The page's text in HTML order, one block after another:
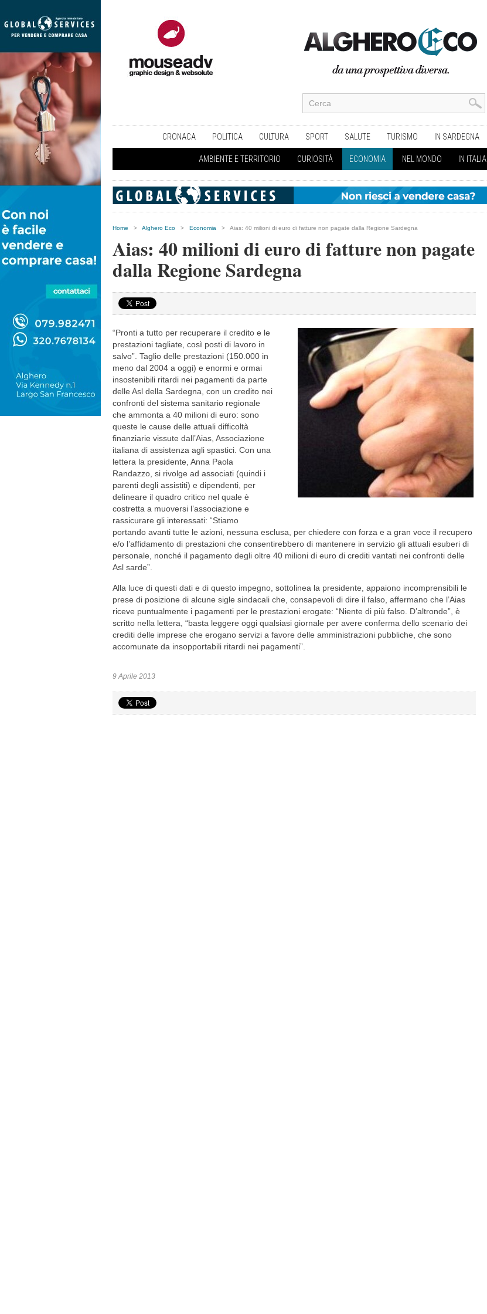
CRONACA POLITICA CULTURA SPORT SALUTE TURISMO IN SARDEGNA
AMBIENTE E TERRITORIO CURIOSITÀ ECONOMIA NEL MONDO IN ITALIA
Home > Alghero Eco > Economia > Aias: 40 milioni di euro di fatture non pagate dalla Regione Sardegna
Aias: 40 milioni di euro di fatture non pagate
dalla Regione Sardegna
“Pronti a tutto per recuperare il credito e le
prestazioni tagliate, così posti di lavoro in
salvo”. Taglio delle prestazioni (150.000 in
meno dal 2004 a oggi) e enormi e ormai
insostenibili ritardi nei pagamenti da parte
delle Asl della Sardegna, con un credito nei
confronti del sistema sanitario regionale
che ammonta a 40 milioni di euro: sono
queste le cause delle attuali difficoltà
finanziarie vissute dall’Aias, Associazione
italiana di assistenza agli spastici. Con una
lettera la presidente, Anna Paola
Randazzo, si rivolge ad associati (quindi i
parenti degli assistiti) e dipendenti, per
delineare il quadro critico nel quale è
costretta a muoversi l’associazione e
rassicurare gli interessati: “Stiamo
portando avanti tutte le azioni, nessuna esclusa, per chiedere con forza e a gran voce il recupero
e/o l’affidamento di prestazioni che consentirebbero di mantenere in servizio gli attuali esuberi di
personale, nonché il pagamento degli oltre 40 milioni di euro di crediti vantati nei confronti delle
Asl sarde”.
Alla luce di questi dati e di questo impegno, sottolinea la presidente, appaiono incomprensibili le
prese di posizione di alcune sigle sindacali che, consapevoli di dire il falso, affermano che l’Aias
riceve puntualmente i pagamenti per le prestazioni erogate: “Niente di più falso. D’altronde”, è
scritto nella lettera, “basta leggere oggi qualsiasi giornale per avere conferma dello scenario dei
crediti delle imprese che erogano servizi a favore delle amministrazioni pubbliche, che sono
accomunate da insopportabili ritardi nei pagamenti”.
9 Aprile 2013